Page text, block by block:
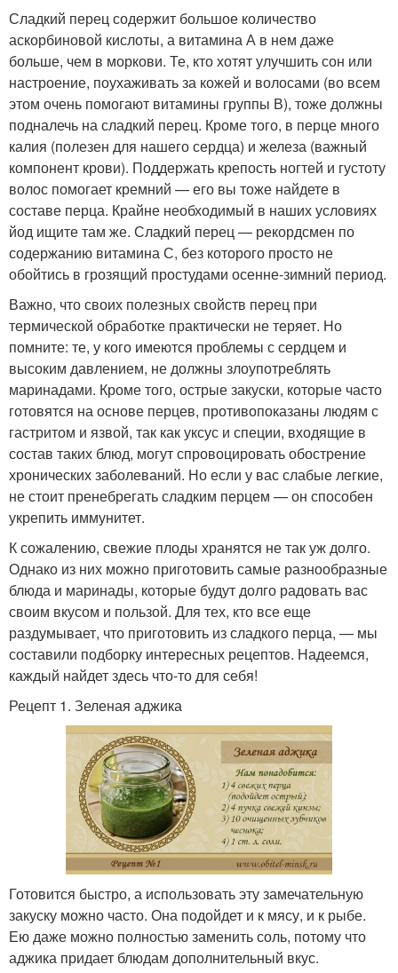
Сладкий перец содержит большое количество
аскорбиновой кислоты, а витамина А в нем даже
больше, чем в моркови. Те, кто хотят улучшить сон или
настроение, поухаживать за кожей и волосами (во всем
этом очень помогают витамины группы В), тоже должны
подналечь на сладкий перец. Кроме того, в перце много
калия (полезен для нашего сердца) и железа (важный
компонент крови). Поддержать крепость ногтей и густоту
волос помогает кремний — его вы тоже найдете в
составе перца. Крайне необходимый в наших условиях
йод ищите там же. Сладкий перец — рекордсмен по
содержанию витамина С, без которого просто не
обойтись в грозящий простудами осенне-зимний период.
Важно, что своих полезных свойств перец при
термической обработке практически не теряет. Но
помните: те, у кого имеются проблемы с сердцем и
высоким давлением, не должны злоупотреблять
маринадами. Кроме того, острые закуски, которые часто
готовятся на основе перцев, противопоказаны людям с
гастритом и язвой, так как уксус и специи, входящие в
состав таких блюд, могут спровоцировать обострение
хронических заболеваний. Но если у вас слабые легкие,
не стоит пренебрегать сладким перцем — он способен
укрепить иммунитет.
К сожалению, свежие плоды хранятся не так уж долго.
Однако из них можно приготовить самые разнообразные
блюда и маринады, которые будут долго радовать вас
своим вкусом и пользой. Для тех, кто все еще
раздумывает, что приготовить из сладкого перца, — мы
составили подборку интересных рецептов. Надеемся,
каждый найдет здесь что-то для себя!
Рецепт 1. Зеленая аджика
Готовится быстро, а использовать эту замечательную
закуску можно часто. Она подойдет и к мясу, и к рыбе.
Ею даже можно полностью заменить соль, потому что
аджика придает блюдам дополнительный вкус.